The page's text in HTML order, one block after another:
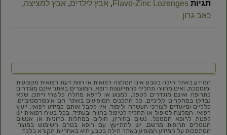
תגיות Flavo-Zinc Lozenges
, אבץ לילדים, אבץ למציצה,
כאב גרון
המידע באתר הילה בטבע אינו המלצה רפואית או חוות דעת רפואית מקצועית
ומוסמכת, ואינו מהווה תחליף להתייעצות רופא. המוצרים באתר אינם מוגדרים
כתרופה ואינם מוגדרים לטפל, למנוע או לרפא מחלה כלשהי וייתכן שלא
נבדקו במחקרים קליניים. כל התכנים המופיעים באתר הם אינפורמטיביים,
כלליים ומיועדים לצורכי העשרה ולימוד. אין לקבל אותם כמידע רפואי, ייעוץ
רפואי, המלצה לטיפול או תחליף לטיפול בהווה ובעתיד. בכל בעיה רפואית יש
לפנות לרופא המטפל. נשים בהיריון, חולים במחלות כרוניות או אנשים
הנוטלים תרופות מרשם, יש להתייעץ עם רופא בטרם השימוש במוצר.
הסתמכות על המידע המופיע באתר הילה בטבע היא באחריות הקורא בלבד.